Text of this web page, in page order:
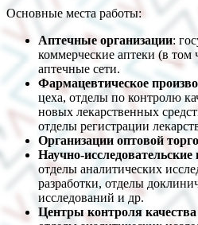
Основные места работы:
Аптечные организации:
коммерческие аптеки (в том
аптечные сети.
Фармацевтическое
цеха, отделы по контролю
новых лекарственных
отделы регистрации
Организации оптовой
Научно-
отделы аналитических
разработки, отделы
исследований и др.
Центры контроля